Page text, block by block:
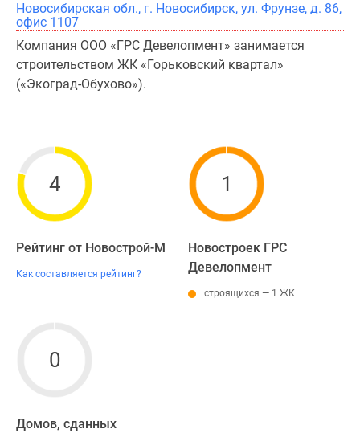
Новосибирская обл., г. Новосибирск, ул. Фрунзе, д. 86,
офис 1107
Компания ООО «ГРС Девелопмент» занимается
строительством ЖК «Горьковский квартал»
(«Экоград-Обухово»).
4
Рейтинг от Новострой-М
Как составляется рейтинг?
1
Новостроек ГРС
Девелопмент
строящихся — 1 ЖК
0
Домов, сданных